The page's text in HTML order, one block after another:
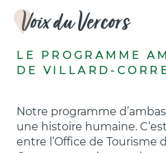
Voix du Vercors
LE PROGRAMME
DE VILLARD-
Notre programme
une histoire humaine.
entre l’Office de Tourisme